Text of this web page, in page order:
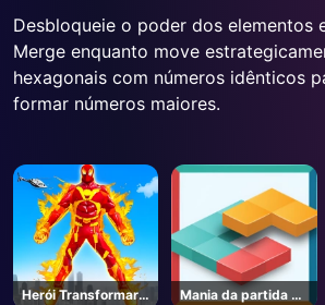
Desbloqueie o poder dos elementos
Merge enquanto move
hexagonais com números idênticos
formar números maiores.
Herói Transformar
Mania da partida de